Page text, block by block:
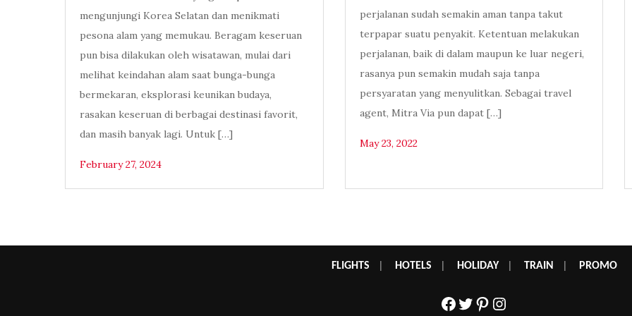
mengunjungi Korea Selatan dan menikmati
pesona alam yang memukau. Beragam keseruan
pun bisa dilakukan oleh wisatawan, mulai dari
melihat keindahan alam saat bunga-bunga
bermekaran, eksplorasi keunikan budaya,
rasakan keseruan di berbagai destinasi favorit,
dan masih banyak lagi. Untuk […]
February 27, 2024
perjalanan sudah semakin aman tanpa takut
terpapar suatu penyakit. Ketentuan melakukan
perjalanan, baik di dalam maupun ke luar negeri,
rasanya pun semakin mudah saja tanpa
persyaratan yang menyulitkan. Sebagai travel
agent, Mitra Via pun dapat […]
May 23, 2022
FLIGHTS HOTELS HOLIDAY| TRAIN PROMO
Facebook
Twitter
Pinterest
Instagram